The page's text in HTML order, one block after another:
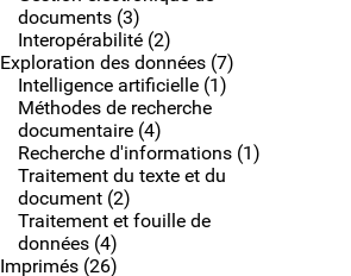
documents (3)
Interopérabilité (2)
Exploration des données (7)
Intelligence artificielle (1)
Méthodes de recherche
documentaire (4)
Recherche d'informations (1)
Traitement du texte et du
document (2)
Traitement et fouille de
données (4)
Imprimés (26)